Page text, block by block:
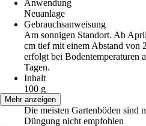
Anwendung
Neuanlage
Gebrauchsanweisung
Am sonnigen Standort. Ab
cm tief mit einem Abstand von
erfolgt bei Bodentemperaturen
Tagen.
Inhalt
100 g
Hinweis
Die meisten Gartenböden sind
Düngung nicht empfohlen
Mehr anzeigen